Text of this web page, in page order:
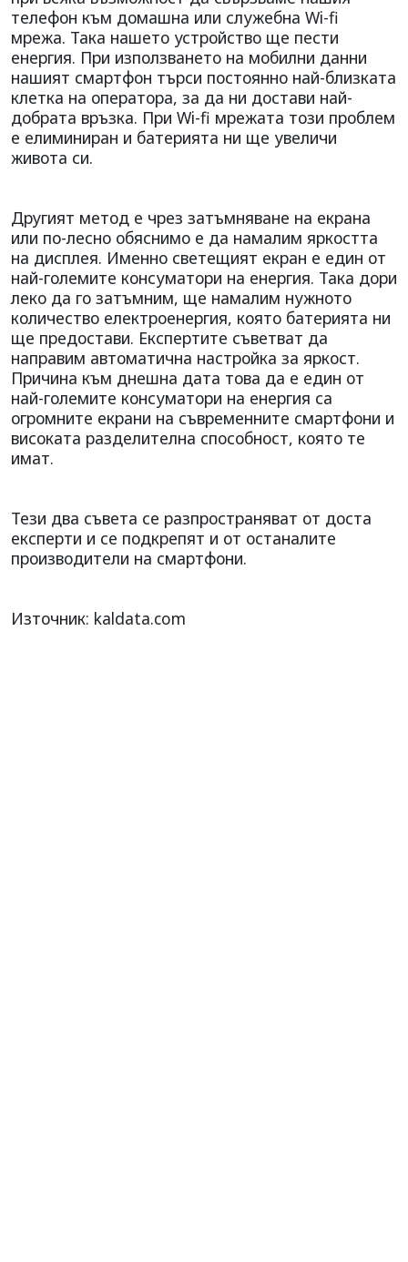
телефон към домашна или служебна Wi-fi
мрежа. Така нашето устройство ще пести
енергия. При използването на мобилни данни
нашият смартфон търси постоянно най-близката
клетка на оператора, за да ни достави най-
добрата връзка. При Wi-fi мрежата този проблем
е елиминиран и батерията ни ще увеличи
живота си.
Другият метод е чрез затъмняване на екрана
или по-лесно обяснимо е да намалим яркостта
на дисплея. Именно светещият екран е един от
най-големите консуматори на енергия. Така дори
леко да го затъмним, ще намалим нужното
количество електроенергия, която батерията ни
ще предостави. Експертите съветват да
направим автоматична настройка за яркост.
Причина към днешна дата това да е един от
най-големите консуматори на енергия са
огромните екрани на съвременните смартфони и
високата разделителна способност, която те
имат.
Тези два съвета се разпространяват от доста
експерти и се подкрепят и от останалите
производители на смартфони.
Източник: kaldata.com